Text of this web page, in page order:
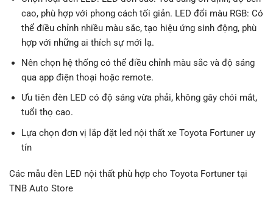
cao, phù hợp với phong cách tối giản. LED đổi màu RGB: Có
thể điều chỉnh nhiều màu sắc, tạo hiệu ứng sinh động, phù
hợp với những ai thích sự mới lạ.
Nên chọn hệ thống có thể điều chỉnh màu sắc và độ sáng
qua app điện thoại hoặc remote.
Ưu tiên đèn LED có độ sáng vừa phải, không gây chói mắt,
tuổi thọ cao.
Lựa chọn đơn vị lắp đặt led nội thất xe Toyota Fortuner uy
tín
Các mẫu đèn LED nội thất phù hợp cho Toyota Fortuner tại
TNB Auto Store